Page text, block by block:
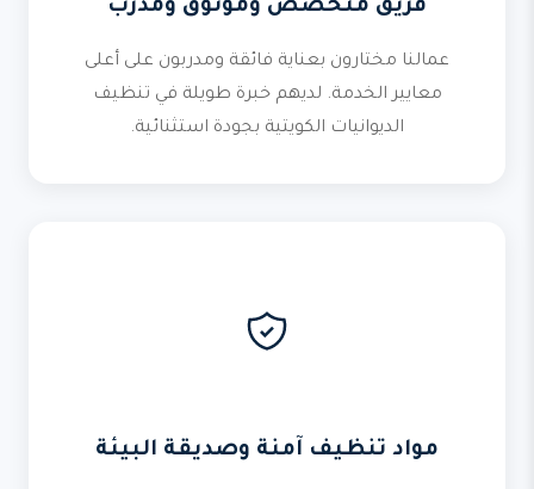
فريق متخصص وموثوق ومدرب
عمالنا مختارون بعناية فائقة ومدربون على أعلى
معايير الخدمة. لديهم خبرة طويلة في تنظيف
الديوانيات الكويتية بجودة استثنائية.
مواد تنظيف آمنة وصديقة البيئة